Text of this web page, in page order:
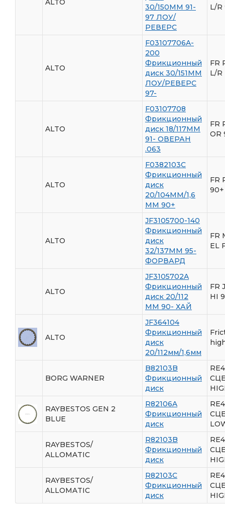
ALTO
30/150ММ 91-
97 ЛОУ/
РЕВЕРС
L/R
ALTO
F03107706A-
200
Фрикционный
диск 30/151ММ
ЛОУ/РЕВЕРС
97-
FR
L/R
ALTO
F03107708
Фрикционный
диск 18/117ММ
91- ОВЕРАН
.063
FR
OR
ALTO
F0382103C
Фрикционный
диск
20/104ММ/1,6
ММ 90+
FR
90+
ALTO
JF3105700-140
Фрикционный
диск
32/137ММ 95-
ФОРВАРД
FR
EL
ALTO
JF3105702A
Фрикционный
диск 20/112
ММ 90- ХАЙ
FR
HI
ALTO
JF364104
Фрикционный
диск
20/112мм/1,6мм
BORG WARNER
B82103B
Фрикционный
диск
RAYBESTOS GEN 2
BLUE
R82106A
Фрикционный
диск
RAYBESTOS/
ALLOMATIC
R82103B
Фрикционный
диск
RAYBESTOS/
ALLOMATIC
R82103C
Фрикционный
диск